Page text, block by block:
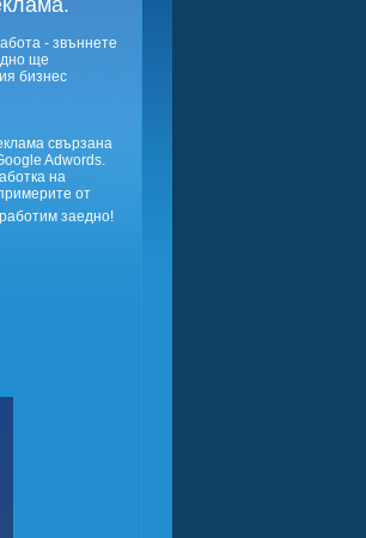
- звъннете
ще
бизнес
свързана
Adwords.
на
от
заедно!